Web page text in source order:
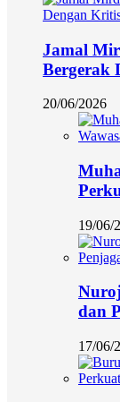
Jamal
Bergerak
20/06/2026
19/06/
dan
17/06/